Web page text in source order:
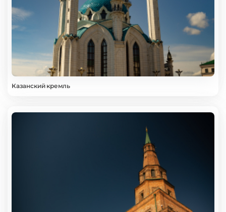
Казанский кремль